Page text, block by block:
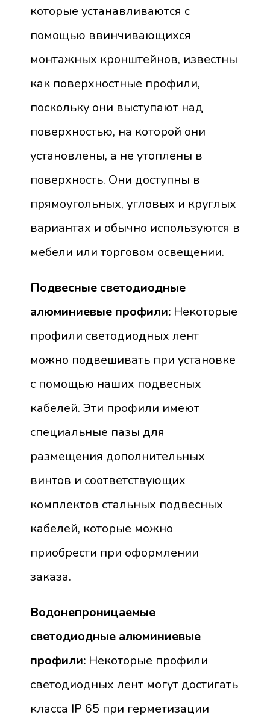
которые устанавливаются с
помощью ввинчивающихся
монтажных кронштейнов, известны
как поверхностные профили,
поскольку они выступают над
поверхностью, на которой они
установлены, а не утоплены в
поверхность. Они доступны в
прямоугольных, угловых и круглых
вариантах и ​​обычно используются в
мебели или торговом освещении.
Подвесные светодиодные
алюминиевые профили: Некоторые
профили светодиодных лент
можно подвешивать при установке
с помощью наших подвесных
кабелей. Эти профили имеют
специальные пазы для
размещения дополнительных
винтов и соответствующих
комплектов стальных подвесных
кабелей, которые можно
приобрести при оформлении
заказа.
Водонепроницаемые
светодиодные алюминиевые
профили: Некоторые профили
светодиодных лент могут достигать
класса IP 65 при герметизации